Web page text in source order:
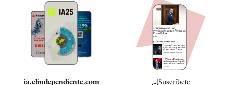
Quiénes somos
Especificaciones
ia.elindependiente.com Suscríbete